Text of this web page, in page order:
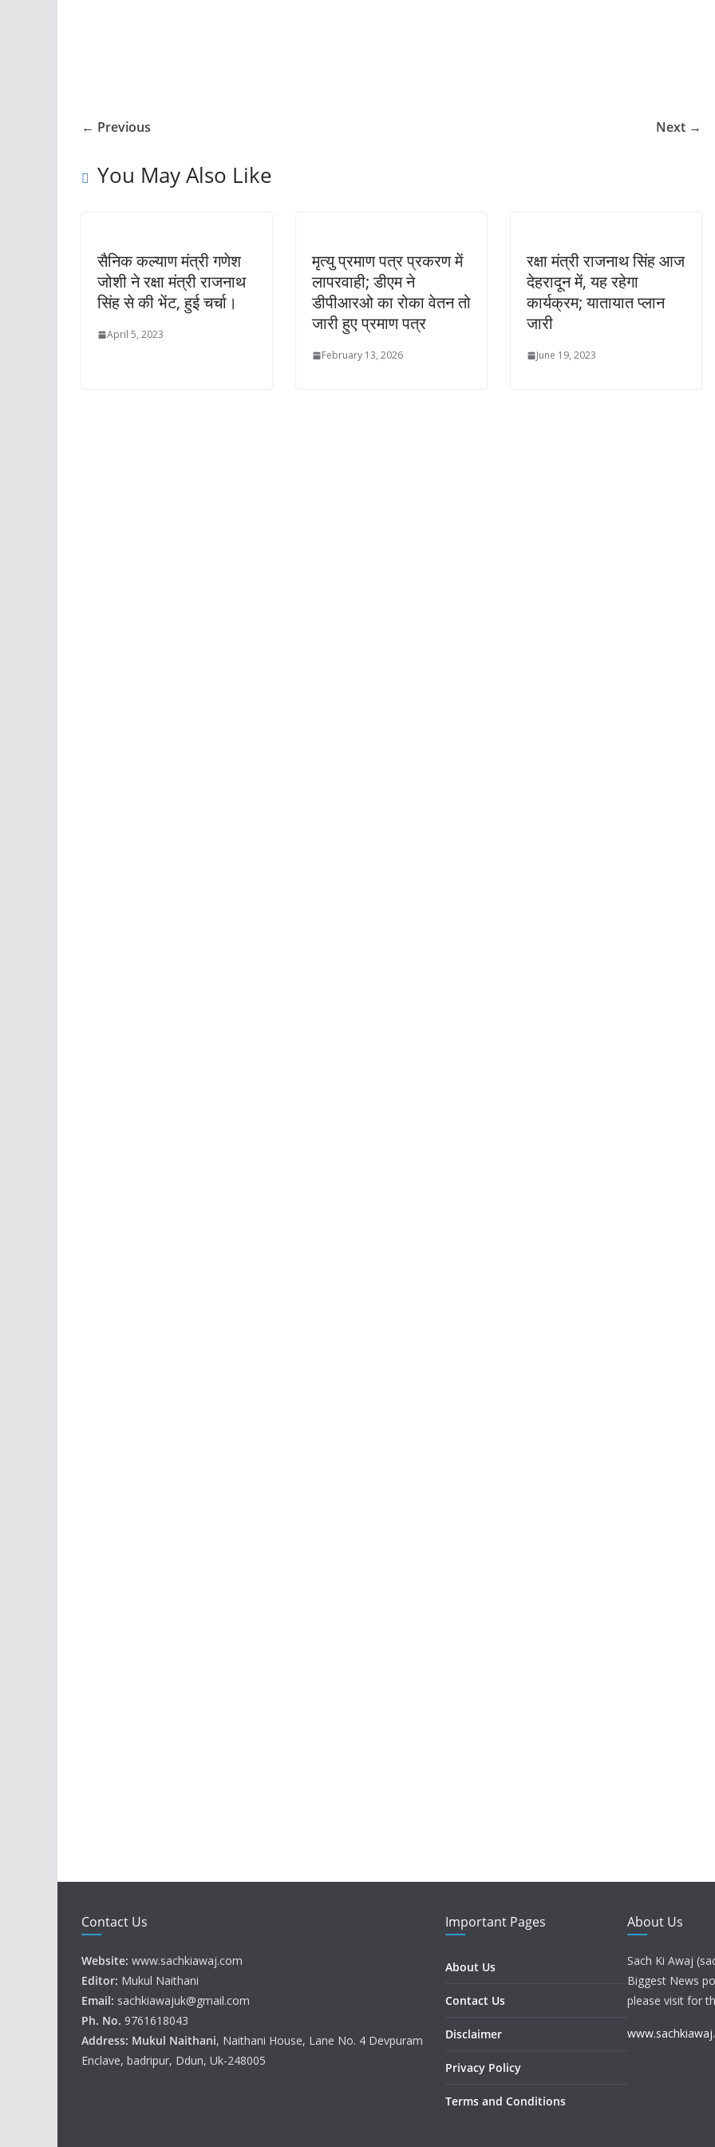
← Previous Next →
You May Also Like
सैनिक कल्याण मंत्री गणेश
जोशी ने रक्षा मंत्री राजनाथ
सिंह से की भेंट, हुई चर्चा।
April 5, 2023
मृत्यु प्रमाण पत्र प्रकरण में
लापरवाही; डीएम ने
डीपीआरओ का रोका वेतन तो
जारी हुए प्रमाण पत्र
February 13, 2026
रक्षा मंत्री राजनाथ सिंह आज
देहरादून में, यह रहेगा
कार्यक्रम; यातायात प्लान
जारी
June 19, 2023
Contact Us
Website: www.sachkiawaj.com
Editor: Mukul Naithani
Email: sachkiawajuk@gmail.com
Ph. No. 9761618043
Address: Mukul Naithani, Naithani House, Lane No. 4 Devpuram
Enclave, badripur, Ddun, Uk-248005
Important Pages
About Us
Contact Us
Disclaimer
Privacy Policy
Terms and Conditions
About Us
Sach Ki Awaj
Biggest News
please visit for